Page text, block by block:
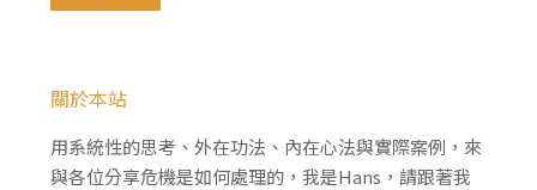
關於本站
用系統性的思考、外在功法、內在心法與實際案例，來
與各位分享危機是如何處理的，我是Hans，請跟著我